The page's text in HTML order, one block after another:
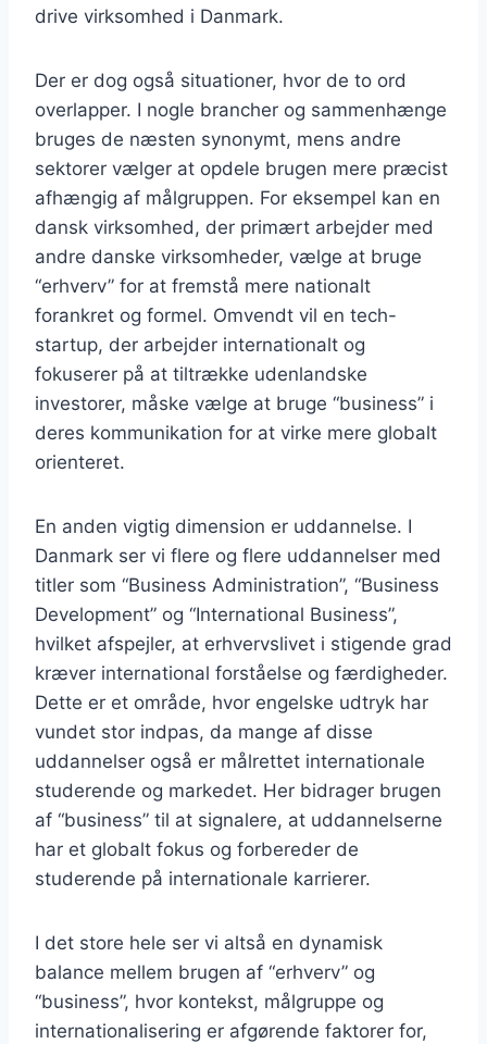
drive virksomhed i Danmark.
Der er dog også situationer, hvor de to ord
overlapper. I nogle brancher og sammenhænge
bruges de næsten synonymt, mens andre
sektorer vælger at opdele brugen mere præcist
afhængig af målgruppen. For eksempel kan en
dansk virksomhed, der primært arbejder med
andre danske virksomheder, vælge at bruge
“erhverv” for at fremstå mere nationalt
forankret og formel. Omvendt vil en tech-
startup, der arbejder internationalt og
fokuserer på at tiltrække udenlandske
investorer, måske vælge at bruge “business” i
deres kommunikation for at virke mere globalt
orienteret.
En anden vigtig dimension er uddannelse. I
Danmark ser vi flere og flere uddannelser med
titler som “Business Administration”, “Business
Development” og “International Business”,
hvilket afspejler, at erhvervslivet i stigende grad
kræver international forståelse og færdigheder.
Dette er et område, hvor engelske udtryk har
vundet stor indpas, da mange af disse
uddannelser også er målrettet internationale
studerende og markedet. Her bidrager brugen
af “business” til at signalere, at uddannelserne
har et globalt fokus og forbereder de
studerende på internationale karrierer.
I det store hele ser vi altså en dynamisk
balance mellem brugen af “erhverv” og
“business”, hvor kontekst, målgruppe og
internationalisering er afgørende faktorer for,